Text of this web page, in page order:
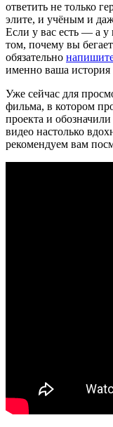
ответить не только
элите, и учёным и
Если у вас есть — а
том, почему вы
обязательно
именно ваша
Уже сейчас для
фильма, в котором
проекта и
видео настолько
рекомендуем вам